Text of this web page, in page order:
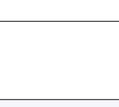
터 1달이내 사용가능하십니다